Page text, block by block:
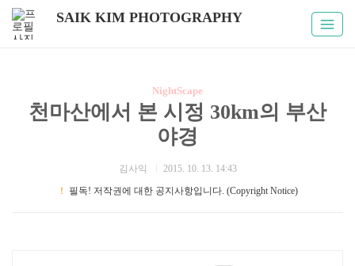
SAIK KIM PHOTOGRAPHY
NightScape
천마산에서 본 시정 30km의 부산
야경
김사익
2015. 10. 13. 14:43
！
필독! 저작권에 대한 공지사항입니다. (Copyright Notice)